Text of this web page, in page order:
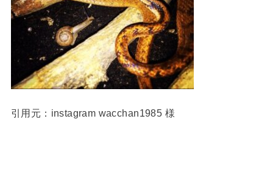
引用元：instagram wacchan1985 様